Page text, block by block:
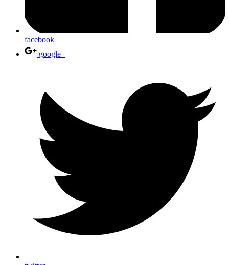
facebook
google+